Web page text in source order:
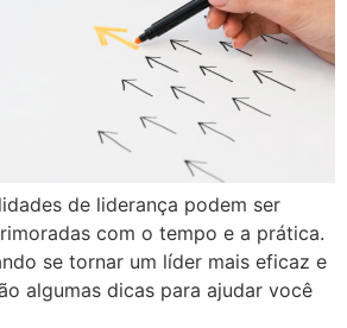
de liderança podem ser
com o tempo e a prática.
se tornar um líder mais eficaz e
algumas dicas para ajudar você